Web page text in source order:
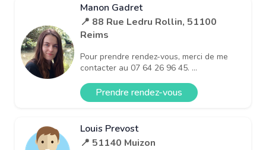
Manon Gadret
📍 88 Rue Ledru Rollin, 51100
Reims
Pour prendre rendez-vous, merci de me
contacter au 07 64 26 96 45. ...
Prendre rendez-vous
Louis Prevost
📍 51140 Muizon